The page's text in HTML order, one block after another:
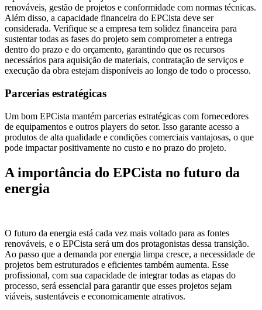
renováveis, gestão de projetos e conformidade com normas técnicas.
Além disso, a capacidade financeira do EPCista deve ser
considerada. Verifique se a empresa tem solidez financeira para
sustentar todas as fases do projeto sem comprometer a entrega
dentro do prazo e do orçamento, garantindo que os recursos
necessários para aquisição de materiais, contratação de serviços e
execução da obra estejam disponíveis ao longo de todo o processo.
Parcerias estratégicas
Um bom EPCista mantém parcerias estratégicas com fornecedores
de equipamentos e outros players do setor. Isso garante acesso a
produtos de alta qualidade e condições comerciais vantajosas, o que
pode impactar positivamente no custo e no prazo do projeto.
A importância do EPCista no futuro da
energia
O futuro da energia está cada vez mais voltado para as fontes
renováveis, e o EPCista será um dos protagonistas dessa transição.
Ao passo que a demanda por energia limpa cresce, a necessidade de
projetos bem estruturados e eficientes também aumenta. Esse
profissional, com sua capacidade de integrar todas as etapas do
processo, será essencial para garantir que esses projetos sejam
viáveis, sustentáveis e economicamente atrativos.